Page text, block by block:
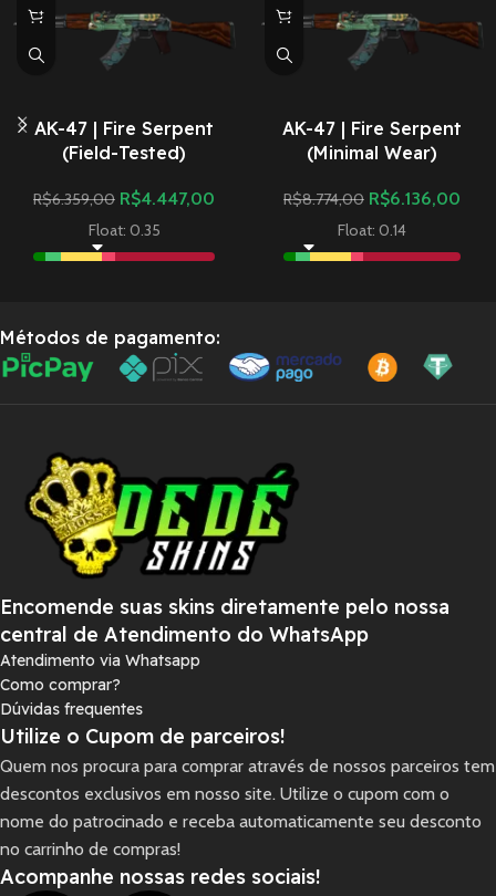
AK-47 | Fire Serpent
(Field-Tested)
R$6.359,00 R$4.447,00
Float: 0.35
AK-47 | Fire Serpent
(Minimal Wear)
R$8.774,00 R$6.136,00
Float: 0.14
Métodos de pagamento:
Encomende suas skins diretamente pelo nossa
central de Atendimento do WhatsApp
Atendimento via Whatsapp
Como comprar?
Dúvidas frequentes
Utilize o Cupom de parceiros!
Quem nos procura para comprar através de nossos parceiros tem
descontos exclusivos em nosso site. Utilize o cupom com o
nome do patrocinado e receba automaticamente seu desconto
no carrinho de compras!
Acompanhe nossas redes sociais!